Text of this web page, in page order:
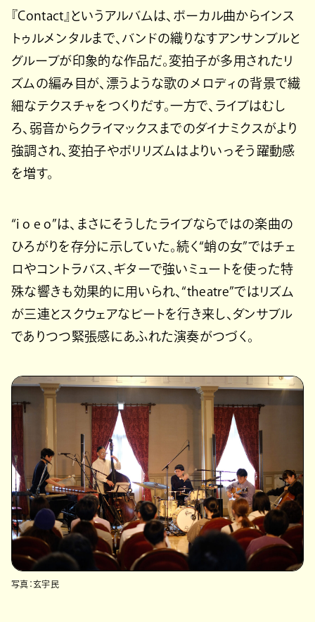
『Contact』というアルバムは、ボーカル曲からインス
トゥルメンタルまで、バンドの織りなすアンサンブルと
グルーブが印象的な作品だ。変拍子が多用されたリ
ズムの編み目が、漂うような歌のメロディの背景で繊
細なテクスチャをつくりだす。一方で、ライブはむし
ろ、弱音からクライマックスまでのダイナミクスがより
強調され、変拍子やポリリズムはよりいっそう躍動感
を増す。
“i o e o”は、まさにそうしたライブならではの楽曲の
ひろがりを存分に示していた。続く“蛸の女”ではチェ
ロやコントラバス、ギターで強いミュートを使った特
殊な響きも効果的に用いられ、“theatre”ではリズム
が三連とスクウェアなビートを行き来し、ダンサブル
でありつつ緊張感にあふれた演奏がつづく。
写真：玄宇民